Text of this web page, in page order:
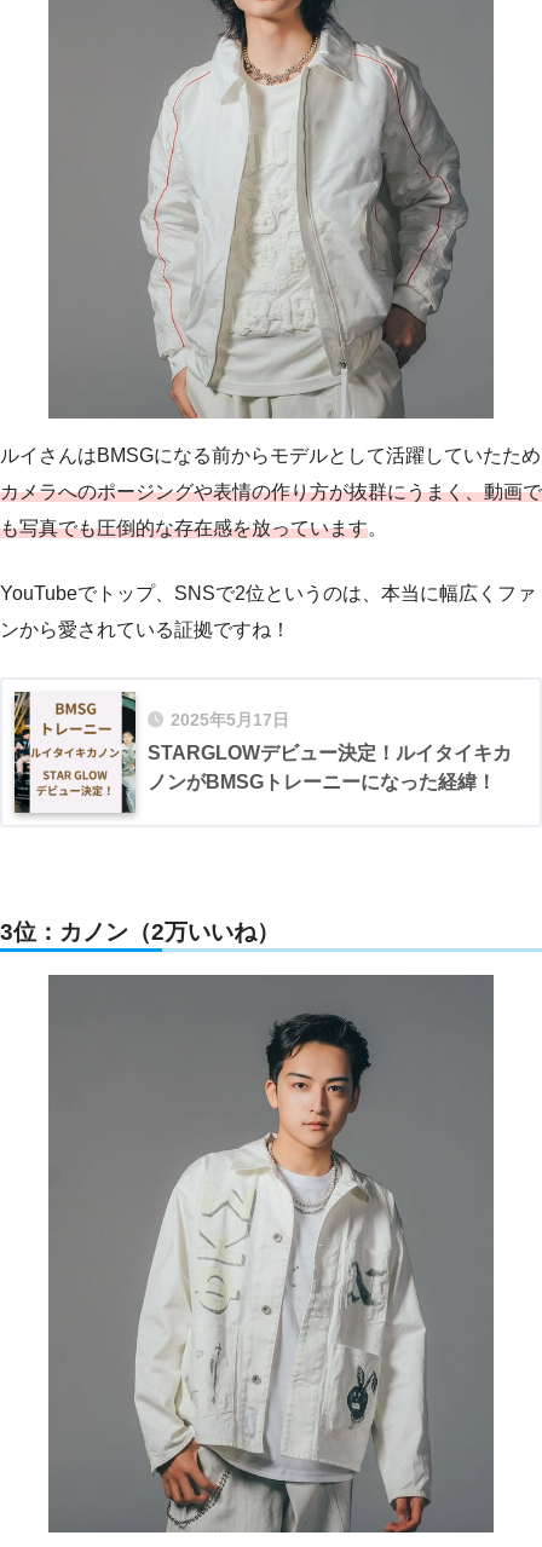
ルイさんはBMSGになる前からモデルとして活躍していたため
カメラへのポージングや表情の作り方が抜群にうまく、動画で
も写真でも圧倒的な存在感を放っています。
YouTubeでトップ、SNSで2位というのは、本当に幅広くファ
ンから愛されている証拠ですね！
2025年5月17日
STARGLOWデビュー決定！ルイタイキカ
ノンがBMSGトレーニーになった経緯！
3位：カノン（2万いいね）